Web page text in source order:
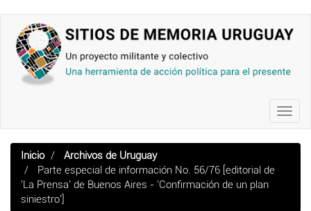
contenido
principal
Inicio
Archivos de Uruguay
Parte especial de información No. 56/76 [editorial de
'La Prensa' de Buenos Aires - 'Confirmación de un plan
siniestro']